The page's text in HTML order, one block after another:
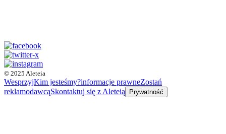
© 2025 Aleteia
WesprzyjKim jesteśmy?informacje prawneZostań
reklamodawcąSkontaktuj się z Aleteią Prywatność